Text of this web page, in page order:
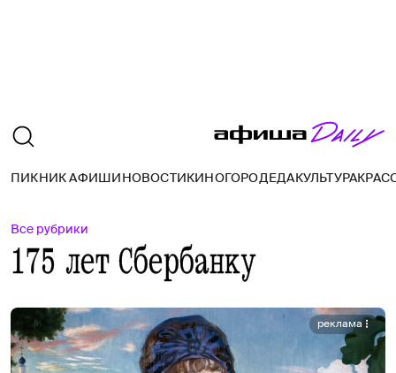
ПИКНИК АФИШИНОВОСТИКИНОГОРОДЕДАКУЛЬТУРА
Все рубрики
175 лет Сбербанку
реклама